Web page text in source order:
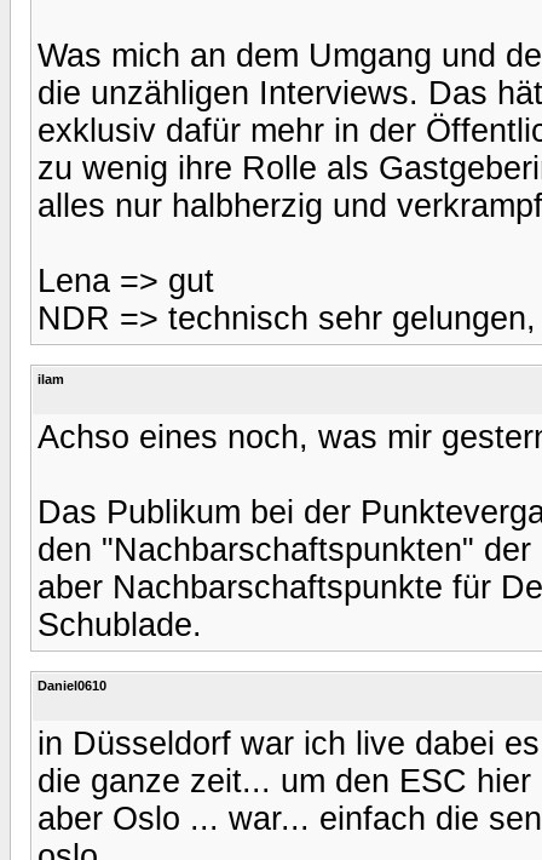
Was mich an dem Umgang und
die unzähligen Interviews. Das
exklusiv dafür mehr in der
zu wenig ihre Rolle als
alles nur halbherzig und
Lena => gut
NDR => technisch sehr
ilam
Achso eines noch, was mir
Das Publikum bei der
den "Nachbarschaftspunkten"
aber Nachbarschaftspunkte für
Schublade.
Daniel0610
in Düsseldorf war ich live dabei
die ganze zeit... um den ESC hier
aber Oslo ... war... einfach die